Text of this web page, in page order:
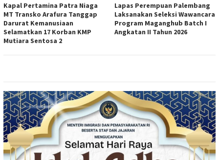
Kapal Pertamina Patra Niaga
MT Transko Arafura Tanggap
Darurat Kemanusiaan
Selamatkan 17 Korban KMP
Mutiara Sentosa 2
Lapas Perempuan Palembang
Laksanakan Seleksi Wawancara
Program Maganghub Batch I
Angkatan II Tahun 2026